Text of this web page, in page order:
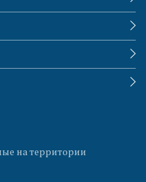
на территории